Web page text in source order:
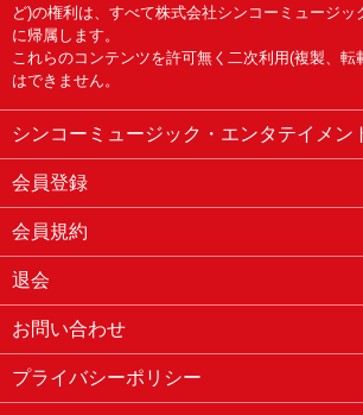
ど)の権利は、すべて株式会社シンコーミュージッ
に帰属します。
これらのコンテンツを許可無く二次利用(複製、転
はできません。
シンコーミュージック・エンタテイメン
会員登録
会員規約
退会
お問い合わせ
プライバシーポリシー